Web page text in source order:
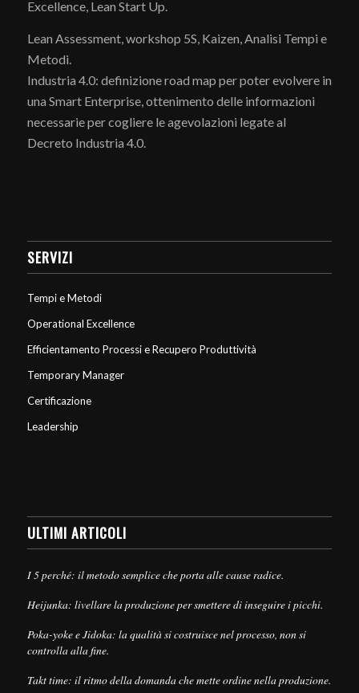
Excellence, Lean Start Up.
Lean Assessment, workshop 5S, Kaizen, Analisi Tempi e
Metodi.
Industria 4.0: definizione road map per poter evolvere in
una Smart Enterprise, ottenimento delle informazioni
necessarie per cogliere le agevolazioni legate al
Decreto Industria 4.0.
SERVIZI
Tempi e Metodi
Operational Excellence
Efficientamento Processi e Recupero Produttività
Temporary Manager
Certificazione
Leadership
ULTIMI ARTICOLI
I 5 perché: il metodo semplice che porta alle cause radice.
Heijunka: livellare la produzione per smettere di inseguire i picchi.
Poka-yoke e Jidoka: la qualità si costruisce nel processo, non si
controlla alla fine.
Takt time: il ritmo della domanda che mette ordine nella produzione.